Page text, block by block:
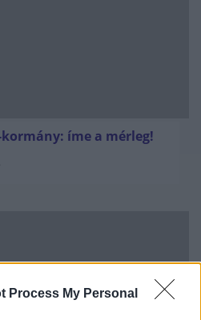
Process My Personal
íme a mérleg!